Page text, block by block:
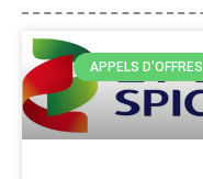
APPELS D'OFFRES